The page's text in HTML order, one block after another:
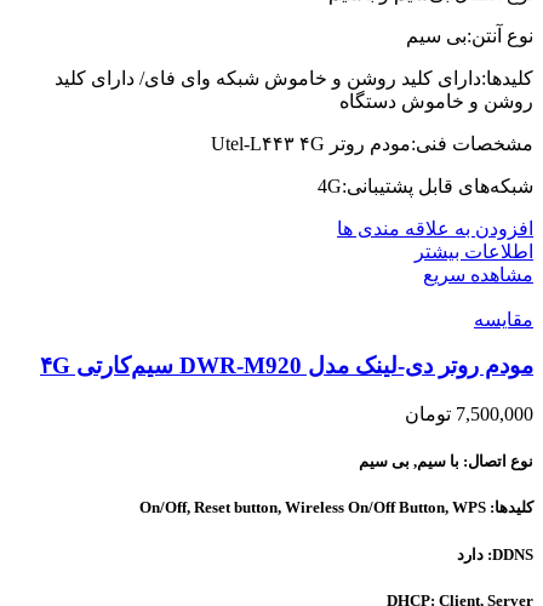
نوع آنتن:بی سیم
کلیدها:دارای کلید روشن و خاموش شبکه وای فای/ دارای کلید
روشن و خاموش دستگاه
مشخصات فنی:مودم روتر Utel-L۴۴۳ ۴G
شبکه‌های قابل پشتیبانی:4G
افزودن به علاقه مندی ها
اطلاعات بیشتر
مشاهده سریع
مقایسه
مودم روتر دی-لینک مدل DWR-M920 سیم‌کارتی ۴G
7,500,000 تومان
نوع اتصال: با سیم, بی سیم
کلیدها: On/Off, Reset button, Wireless On/Off Button, WPS
DDNS: دارد
DHCP: Client, Server